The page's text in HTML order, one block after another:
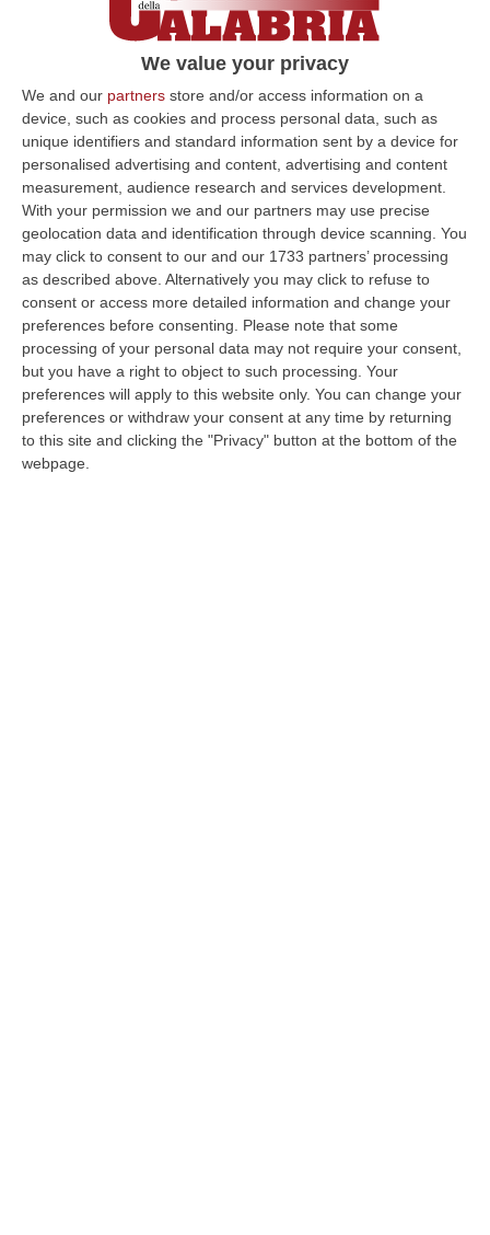
We value your privacy
We and our partners store and/or access information on a
device, such as cookies and process personal data, such as
unique identifiers and standard information sent by a device for
personalised advertising and content, advertising and content
measurement, audience research and services development.
With your permission we and our partners may use precise
geolocation data and identification through device scanning. You
may click to consent to our and our 1733 partners’ processing
as described above. Alternatively you may click to refuse to
consent or access more detailed information and change your
preferences before consenting.
Please note that some
processing of your personal data may not require your consent,
but you have a right to object to such processing. Your
preferences will apply to this website only. You can change your
preferences or withdraw your consent at any time by returning
to this site and clicking the "Privacy" button at the bottom of the
webpage.
Dentro l’inferno del gioco d’azzardo, il
racconto choc: «Sapevo di perdere, ma
non riuscivo a fermarmi» – VIDEO
La testimonianza a Lamezia durante
l’incontro sulla ludopatia: «Non ero più
padrone di me stesso». Il volto umano dei 6
miliardi bruciati in Calabria…
Pubblicato il: 13/06/26 – 15:33